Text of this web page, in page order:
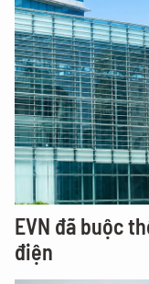
EVN đã buộc
điện